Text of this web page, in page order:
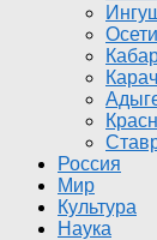
Россия
Мир
Культура
Наука